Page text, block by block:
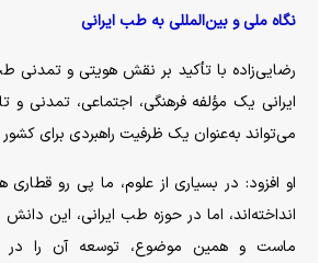
نگاه ملی و بین‌المللی به طب ایرانی
رضایی‌زاده با تأکید بر نقش هویتی و
ایرانی یک مؤلفه فرهنگی، اجتماعی، تمدنی و
می‌تواند به‌عنوان یک ظرفیت راهبردی برای
او افزود: در بسیاری از علوم، ما پی رو قطاری
انداخته‌اند، اما در حوزه طب ایرانی، این
ماست و همین موضوع، توسعه آن را